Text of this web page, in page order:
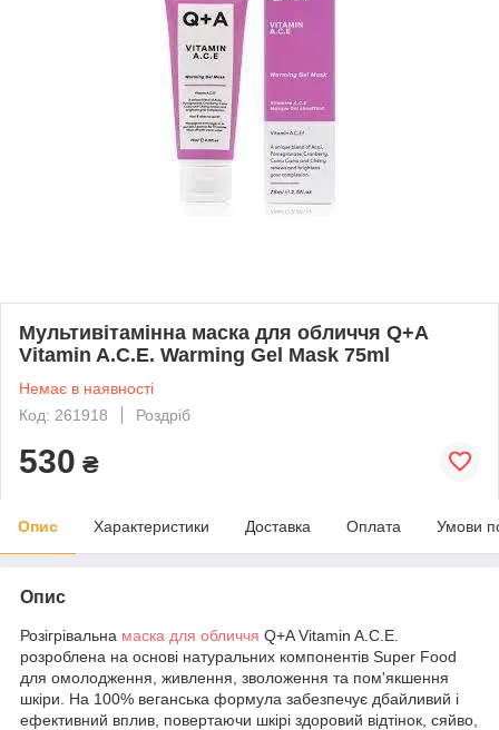
Мультивітамінна маска для обличчя Q+A
Vitamin A.C.E. Warming Gel Mask 75ml
Немає в наявності
Код: 261918
Роздріб
530 ₴
Опис Характеристики Доставка Оплата Умови
Опис
Розігрівальна маска для обличчя Q+A Vitamin A.C.E.
розроблена на основі натуральних компонентів Super Food
для омолодження, живлення, зволоження та пом'якшення
шкіри. На 100% веганська формула забезпечує дбайливий і
ефективний вплив, повертаючи шкірі здоровий відтінок, сяйво,